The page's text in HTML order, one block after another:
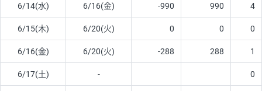
6/14(水) 6/16(金) -990 990 4
6/15(木) 6/20(火) 0 0 0
6/16(金) 6/20(火) -288 288 1
6/17(土) - 0